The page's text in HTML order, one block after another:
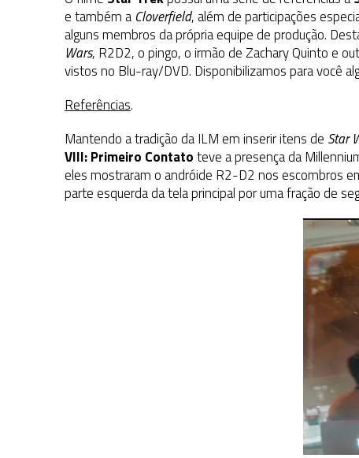
1 DE AGOSTO DE 2026 | ELENCO DE STRANGE NEW WORLDS ENCARA O
31 DE JULHO DE 2026 | GRANDES JORNADAS | QUATRO EPISÓDIOS DE
7 DE AGOSTO DE 2026 | GRANDES JORNADAS | SEIS EPISÓDIOS DE
e também a Cloverfield, além de participações
alguns membros da própria equipe de produção.
Wars, R2D2, o pingo, o irmão de Zachary Quinto e
vistos no Blu-ray/DVD. Disponibilizamos para você
Referências.
Mantendo a tradição da ILM em inserir itens de Star
VIII: Primeiro Contatoteve a presença da
eles mostraram o andróide R2-D2 nos escombros
parte esquerda da tela principal por uma fração de